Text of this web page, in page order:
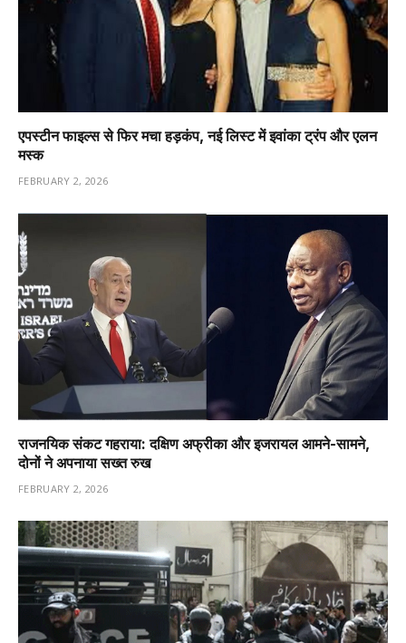
एपस्टीन फाइल्स से फिर मचा हड़कंप, नई लिस्ट में इवांका ट्रंप और एलन
मस्क
FEBRUARY 2, 2026
राजनयिक संकट गहराया: दक्षिण अफ्रीका और इजरायल आमने-सामने,
दोनों ने अपनाया सख्त रुख
FEBRUARY 2, 2026